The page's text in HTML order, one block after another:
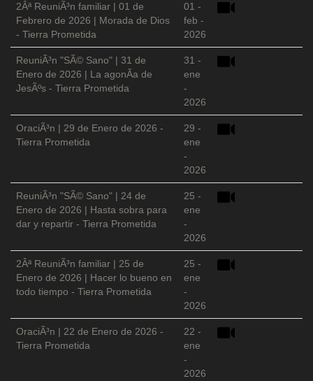
2Âª ReuniÃ³n familiar | 01 de
Febrero de 2026 | Morada de Dios
- Tierra Prometida
01 -
feb -
2026
ReuniÃ³n "SÃ© Sano" | 31 de
Enero de 2026 | La agonÃ­a de
JesÃºs - Tierra Prometida
31 -
ene
-
2026
OraciÃ³n | 29 de Enero de 2026 -
Tierra Prometida
29 -
ene
-
2026
ReuniÃ³n "SÃ© Sano" | 24 de
Enero de 2026 | Hasta sobra para
dar y repartir - Tierra Prometida
25 -
ene
-
2026
2Âª ReuniÃ³n familiar | 25 de
Enero de 2026 | Hacer lo bueno en
todo tiempo - Tierra Prometida
25 -
ene
-
2026
OraciÃ³n | 22 de Enero de 2026 -
Tierra Prometida
22 -
ene
-
2026